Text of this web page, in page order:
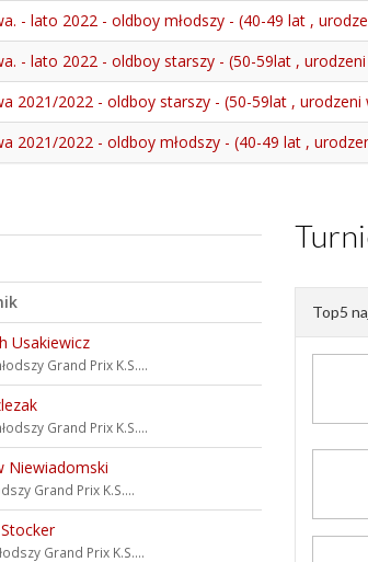
- lato 2022 - oldboy młodszy - (40-49 lat ,
- lato 2022 - oldboy starszy - (50-59lat ,
2021/2022 - oldboy starszy - (50-59lat ,
2021/2022 - oldboy młodszy - (40-49 lat ,
Usakiewicz
Grand Prix K.S....
Grand Prix K.S....
Niewiadomski
Grand Prix K.S....
Grand Prix K.S....
Top5